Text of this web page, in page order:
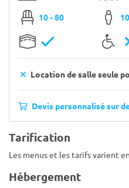
10 - 80
Location de salle seule
Devis personnalisé sur
Tarification
Les menus et les tarifs varient
Hébergement